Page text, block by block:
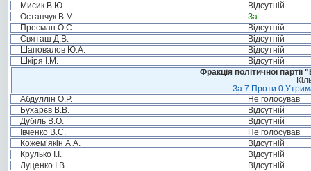
Мисик В.Ю.
Відсутній
Остапчук В.М.
За
Пресман О.С.
Відсутній
Святаш Д.В.
Відсутній
Шаповалов Ю.А.
Відсутній
Шкіря І.М.
Відсутній
Фракція політичної
За:7 Проти:0
Абдуллін О.Р.
Не голосував
Бухарєв В.В.
Відсутній
Дубіль В.О.
Відсутній
Івченко В.Є.
Не голосував
Кожем’якін А.А.
Відсутній
Крулько І.І.
Відсутній
Луценко І.В.
Відсутній